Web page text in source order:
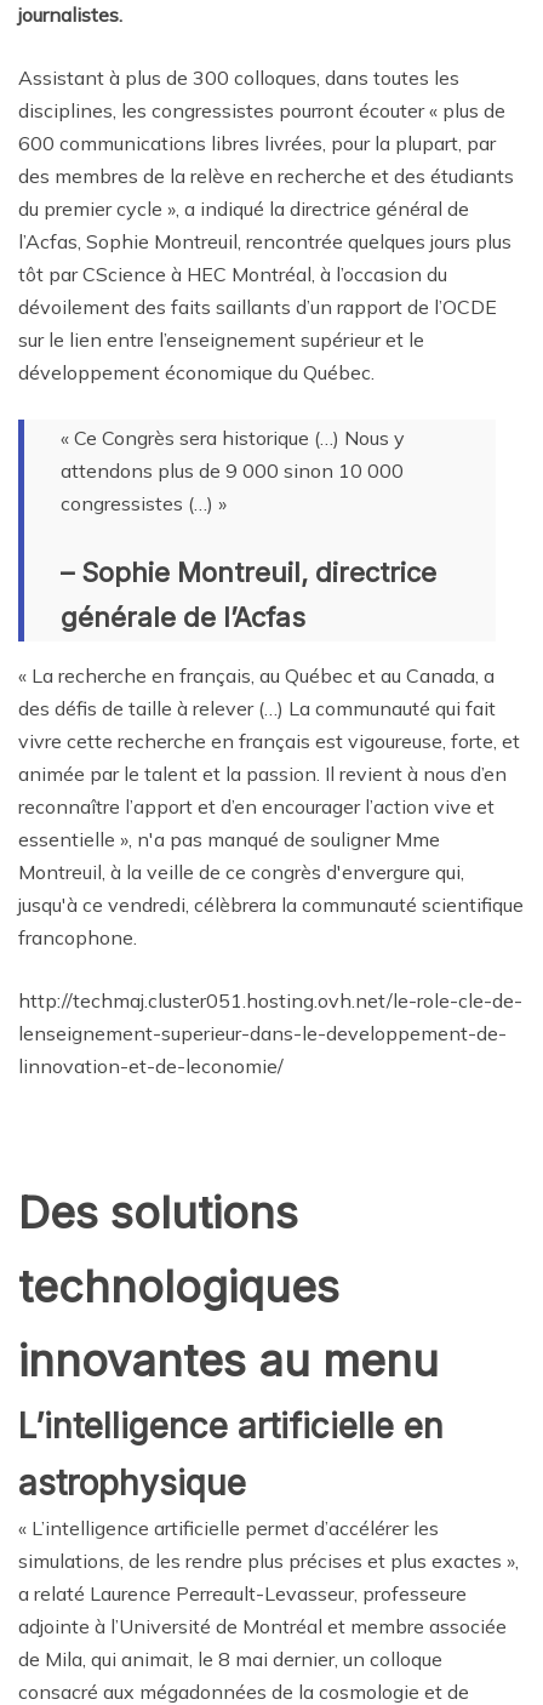
journalistes.
Assistant à plus de 300 colloques, dans toutes les
disciplines, les congressistes pourront écouter « plus de
600 communications libres livrées, pour la plupart, par
des membres de la relève en recherche et des étudiants
du premier cycle », a indiqué la directrice général de
l’Acfas, Sophie Montreuil, rencontrée quelques jours plus
tôt par CScience à HEC Montréal, à l’occasion du
dévoilement des faits saillants d’un rapport de l’OCDE
sur le lien entre l’enseignement supérieur et le
développement économique du Québec.
« Ce Congrès sera historique (…) Nous y
attendons plus de 9 000 sinon 10 000
congressistes (…) »
– Sophie Montreuil, directrice
générale de l’Acfas
« La recherche en français, au Québec et au Canada, a
des défis de taille à relever (…) La communauté qui fait
vivre cette recherche en français est vigoureuse, forte, et
animée par le talent et la passion. Il revient à nous d’en
reconnaître l’apport et d’en encourager l’action vive et
essentielle », n'a pas manqué de souligner Mme
Montreuil, à la veille de ce congrès d'envergure qui,
jusqu'à ce vendredi, célèbrera la communauté scientifique
francophone.
http://techmaj.cluster051.hosting.ovh.net/le-role-cle-de-
lenseignement-superieur-dans-le-developpement-de-
linnovation-et-de-leconomie/
Des solutions
technologiques
innovantes au menu
L’intelligence artificielle en
astrophysique
« L’intelligence artificielle permet d’accélérer les
simulations, de les rendre plus précises et plus exactes »,
a relaté Laurence Perreault-Levasseur, professeure
adjointe à l’Université de Montréal et membre associée
de Mila, qui animait, le 8 mai dernier, un colloque
consacré aux mégadonnées de la cosmologie et de